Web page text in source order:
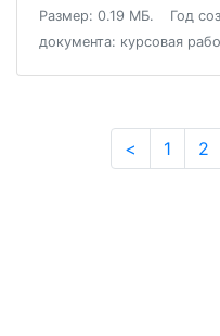
Размер: 0.19 МБ. Год
документа: курсовая
< 1 2